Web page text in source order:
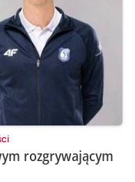
rozgrywającym